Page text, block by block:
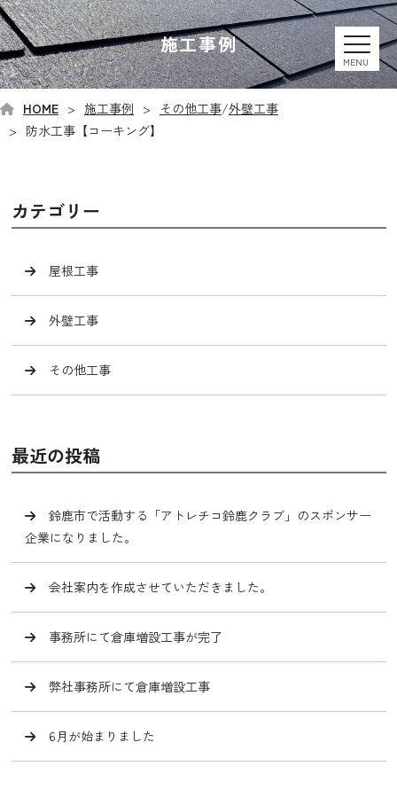
MENU
施工事例
HOME 施工事例 その他工事/外壁工事
防水工事【コーキング】
カテゴリー
屋根工事
外壁工事
その他工事
最近の投稿
鈴鹿市で活動する「アトレチコ鈴鹿クラブ」のスポンサー
企業になりました。
会社案内を作成させていただきました。
事務所にて倉庫増設工事が完了
弊社事務所にて倉庫増設工事
6月が始まりました